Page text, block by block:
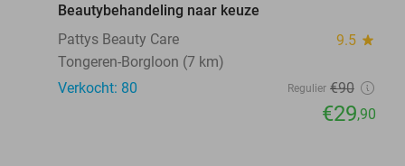
Beautybehandeling naar keuze
Pattys Beauty Care
9.5 star
Tongeren-Borgloon (7 km)
Verkocht: 80
Regulier €90
€29,90